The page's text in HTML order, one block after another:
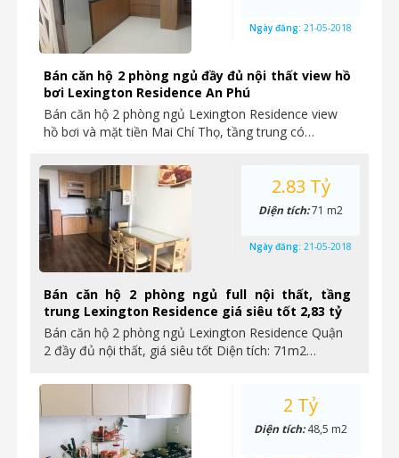
Bán căn hộ 2 phòng ngủ đầy đủ nội thất view hồ
bơi Lexington Residence An Phú
Bán căn hộ 2 phòng ngủ Lexington Residence view
hồ bơi và mặt tiền Mai Chí Thọ, tầng trung có…
Ngày đăng: 21-05-2018
Bán căn hộ 2 phòng ngủ full nội thất, tầng
trung Lexington Residence giá siêu tốt 2,83 tỷ
Bán căn hộ 2 phòng ngủ Lexington Residence Quận
2 đầy đủ nội thất, giá siêu tốt Diện tích: 71m2…
2.83 Tỷ
Diện tích:71 m2
Ngày đăng: 21-05-2018
2 Tỷ
Diện tích:48,5 m2